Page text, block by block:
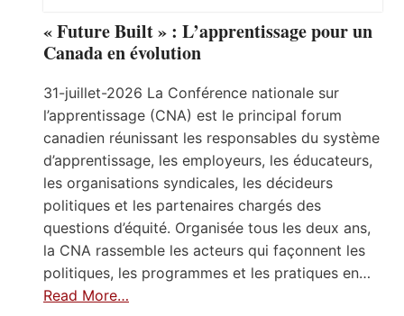
« Future Built » : L’apprentissage pour un
Canada en évolution
31-juillet-2026 La Conférence nationale sur
l’apprentissage (CNA) est le principal forum
canadien réunissant les responsables du système
d’apprentissage, les employeurs, les éducateurs,
les organisations syndicales, les décideurs
politiques et les partenaires chargés des
questions d’équité. Organisée tous les deux ans,
la CNA rassemble les acteurs qui façonnent les
politiques, les programmes et les pratiques en…
Read More…